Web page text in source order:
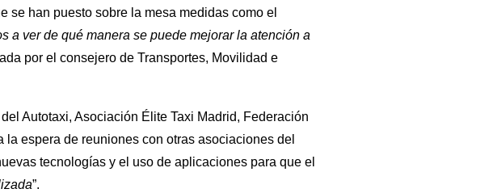
se han puesto sobre la mesa medidas como el
a ver de qué manera se puede mejorar la atención a
por el consejero de Transportes, Movilidad e
Autotaxi, Asociación Élite Taxi Madrid, Federación
espera de reuniones con otras asociaciones del
tecnologías y el uso de aplicaciones para que el
”.